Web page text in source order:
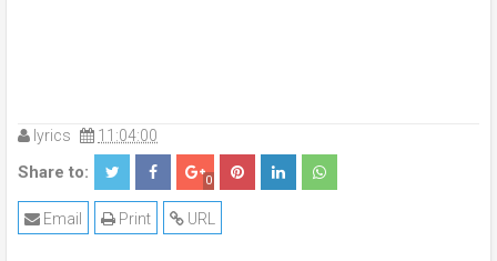
lyrics 11:04:00
Share to: 0
URL
Print
Email